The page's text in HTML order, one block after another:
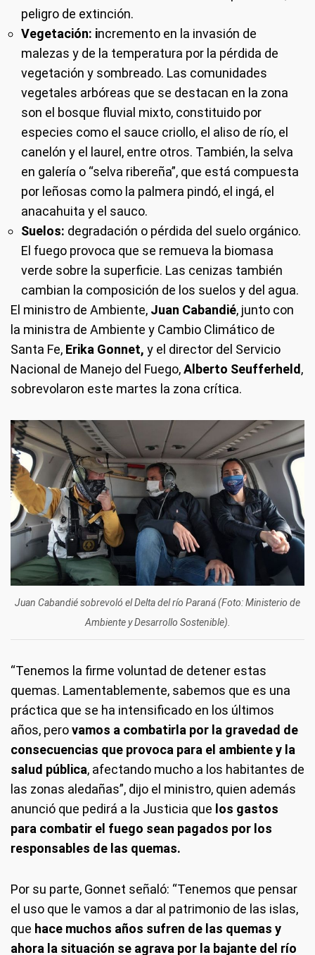
peligro de extinción.
Vegetación: incremento en la invasión de
malezas y de la temperatura por la pérdida de
vegetación y sombreado. Las comunidades
vegetales arbóreas que se destacan en la zona
son el bosque fluvial mixto, constituido por
especies como el sauce criollo, el aliso de río, el
canelón y el laurel, entre otros. También, la selva
en galería o “selva ribereña”, que está compuesta
por leñosas como la palmera pindó, el ingá, el
anacahuita y el sauco.
Suelos: degradación o pérdida del suelo orgánico.
El fuego provoca que se remueva la biomasa
verde sobre la superficie. Las cenizas también
cambian la composición de los suelos y del agua.
El ministro de Ambiente, Juan Cabandié, junto con
la ministra de Ambiente y Cambio Climático de
Santa Fe, Erika Gonnet, y el director del Servicio
Nacional de Manejo del Fuego,Alberto Seufferheld,
sobrevolaron este martes la zona crítica.
Juan Cabandié sobrevoló el Delta del río Paraná (Foto: Ministerio de
Ambiente y Desarrollo Sostenible).
“Tenemos la firme voluntad de detener estas
quemas. Lamentablemente, sabemos que es una
práctica que se ha intensificado en los últimos
años, perovamos a combatirla por la gravedad de
consecuencias que provoca para el ambiente y la
salud pública, afectando mucho a los habitantes de
las zonas aledañas”, dijo el ministro, quien además
anunció que pedirá a la Justicia que los gastos
para combatir el fuego sean pagados por los
responsables de las quemas.
Por su parte, Gonnet señaló: “Tenemos que pensar
el uso que le vamos a dar al patrimonio de las islas,
que hace muchos años sufren de las quemas y
ahora la situación se agrava por la bajante del río